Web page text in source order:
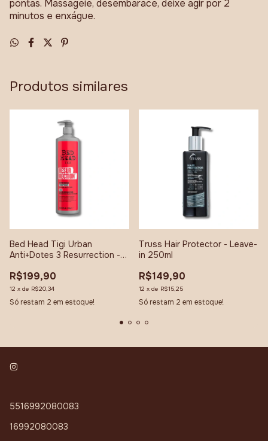
pontas. Massageie, desembarace, deixe agir por 2
minutos e enxágue.
Produtos similares
Bed Head Tigi Urban
Anti+Dotes 3 Resurrection -
R$199,90
12 x de R$20,34
Só restam 2 em estoque!
Truss Hair Protector - Leave-
in 250ml
R$149,90
12 x de R$15,25
Só restam 2 em estoque!
5516992080083
16992080083